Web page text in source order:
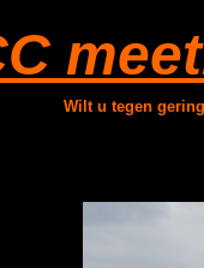
Wilt u tegen